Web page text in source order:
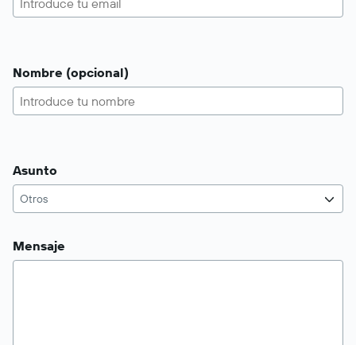
Nombre (opcional)
Asunto
Otros
Mensaje